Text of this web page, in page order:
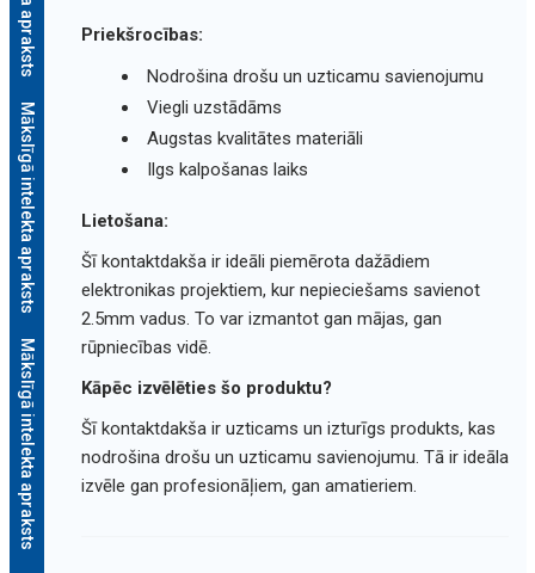
Mākslīgā intelekta apraksts
Mākslīgā intelekta apraksts
Priekšrocības:
Nodrošina drošu un uzticamu savienojumu
Viegli uzstādāms
Augstas kvalitātes materiāli
Ilgs kalpošanas laiks
Lietošana:
Šī kontaktdakša ir ideāli piemērota dažādiem
elektronikas projektiem, kur nepieciešams savienot
2.5mm vadus. To var izmantot gan mājas, gan
rūpniecības vidē.
Kāpēc izvēlēties šo produktu?
Šī kontaktdakša ir uzticams un izturīgs produkts, kas
nodrošina drošu un uzticamu savienojumu. Tā ir ideāla
izvēle gan profesionāļiem, gan amatieriem.